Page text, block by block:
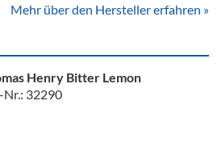
Mehr über den Hersteller erfahren »
Henry Bitter Lemon
Nr.: 32290